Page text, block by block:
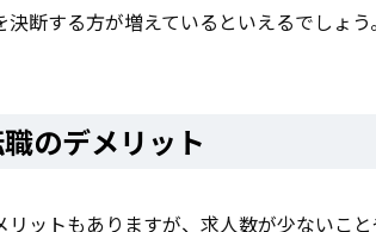
断する方が増えているといえるでしょう。
のデメリット
リットもありますが、求人数が少ないこ